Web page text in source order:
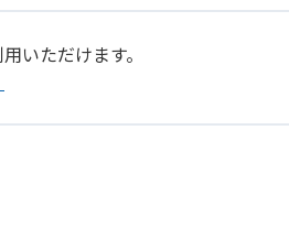
いただけます。